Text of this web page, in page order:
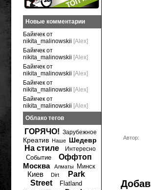
Автор:
Новые комментарии
Байкчек от
nikita_malinowskii [Alex]
Байкчек от
nikita_malinowskii [Alex]
Байкчек от
nikita_malinowskii [Alex]
Байкчек от
nikita_malinowskii [Alex]
Байкчек от
nikita_malinowskii [Alex]
Облако тегов
ГОРЯЧО! Зарубежное
Креатив Наше Шедевр
На стиле Интересно
Событие
Оффтоп
Москва
Алматы Минск
Киев Dirt
Park
Street
Flatland